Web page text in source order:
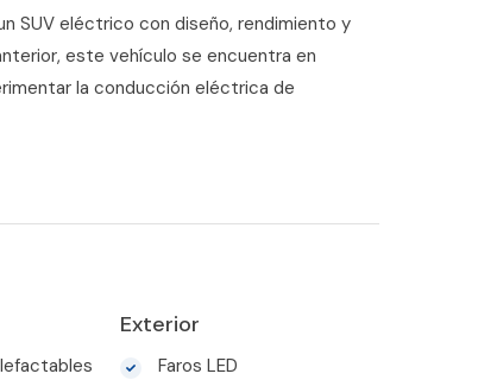
SUV eléctrico con diseño, rendimiento y
este vehículo se encuentra en
la conducción eléctrica de
Exterior
Faros LED